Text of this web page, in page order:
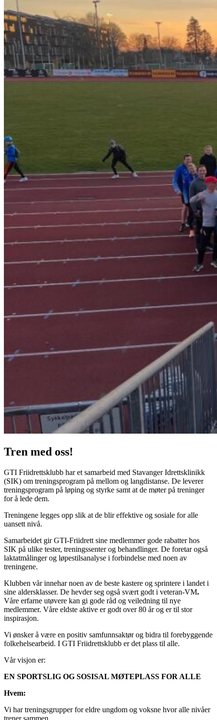
Tren med oss!
GTI Friidrettsklubb har et samarbeid med Stavanger Idrettsklinikk
(SIK) om treningsprogram på mellom og langdistanse. De leverer
treningsprogram på løping og styrke samt at de møter på treninger
for å lede dem.
Treningene legges opp slik at de blir effektive og sosiale for alle
uansett nivå.
Samarbeidet gir GTI-Friidrett sine medlemmer gode rabatter hos
SIK på ulike tester, treningssenter og behandlinger. De foretar også
laktatmålinger og løpestilsanalyse i forbindelse med noen av
treningene.
Klubben vår innehar noen av de beste kastere og sprintere i landet i
sine aldersklasser. De hevder seg også svært godt i veteran-VM.
Våre erfarne utøvere kan gi gode råd og veiledning til nye
medlemmer. Våre eldste aktive er godt over 80 år og er til stor
inspirasjon.
Vi ønsker å være en positiv samfunnsaktør og bidra til forebyggende
folkehelsearbeid. I GTI Friidrettsklubb er det plass til alle.
Vår visjon er:
EN SPORTSLIG OG SOSISAL MØTEPLASS FOR ALLE
Hvem:
Vi har treningsgrupper for eldre ungdom og voksne hvor alle nivåer
trener sammen.